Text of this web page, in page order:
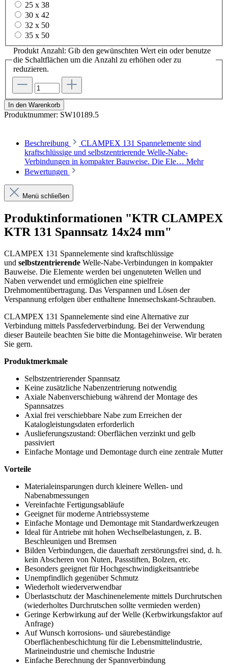
25 x 38
30 x 42
32 x 50
35 x 50
Produkt Anzahl: Gib den gewünschten Wert ein oder benutze
die Schaltflächen um die Anzahl zu erhöhen oder zu
reduzieren.
In den Warenkorb
Produktnummer: SW10189.5
Beschreibung
CLAMPEX 131 Spannelemente sind
kraftschlüssige und selbstzentrierende Welle-Nabe-
Verbindungen in kompakter Bauweise. Die Ele… Mehr
Bewertungen
Menü schließen
Produktinformationen "KTR CLAMPEX
KTR 131 Spannsatz 14x24 mm"
CLAMPEX 131 Spannelemente sind kraftschlüssige
und selbstzentrierende Welle-Nabe-Verbindungen in kompakter
Bauweise. Die Elemente werden bei ungenuteten Wellen und
Naben verwendet und ermöglichen eine spielfreie
Drehmomentübertragung. Das Verspannen und Lösen der
Verspannung erfolgen über enthaltene Innensechskant-Schrauben.
CLAMPEX 131 Spannelemente sind eine Alternative zur
Verbindung mittels Passfederverbindung. Bei der Verwendung
dieser Bauteile beachten Sie bitte die Montagehinweise. Wir beraten
Sie gern.
Produktmerkmale
Selbstzentrierender Spannsatz
Keine zusätzliche Nabenzentrierung notwendig
Axiale Nabenverschiebung während der Montage des
Spannsatzes
Axial frei verschiebbare Nabe zum Erreichen der
Katalogleistungsdaten erforderlich
Auslieferungszustand: Oberflächen verzinkt und gelb
passiviert
Einfache Montage und Demontage durch eine zentrale Mutter
Vorteile
Materialeinsparungen durch kleinere Wellen- und
Nabenabmessungen
Vereinfachte Fertigungsabläufe
Geeignet für moderne Antriebssysteme
Einfache Montage und Demontage mit Standardwerkzeugen
Ideal für Antriebe mit hohen Wechselbelastungen, z. B.
Beschleunigen und Bremsen
Bilden Verbindungen, die dauerhaft zerstörungsfrei sind, d. h.
kein Abscheren von Nuten, Passstiften, Bolzen, etc.
Besonders geeignet für Hochgeschwindigkeitsantriebe
Unempfindlich gegenüber Schmutz
Wiederholt wiederverwendbar
Überlastschutz der Maschinenelemente mittels Durchrutschen
(wiederholtes Durchrutschen sollte vermieden werden)
Geringe Kerbwirkung auf der Welle (Kerbwirkungsfaktor auf
Anfrage)
Auf Wunsch korrosions- und säurebeständige
Oberflächenbeschichtung für die Lebensmittelindustrie,
Marineindustrie und chemische Industrie
Einfache Berechnung der Spannverbindung